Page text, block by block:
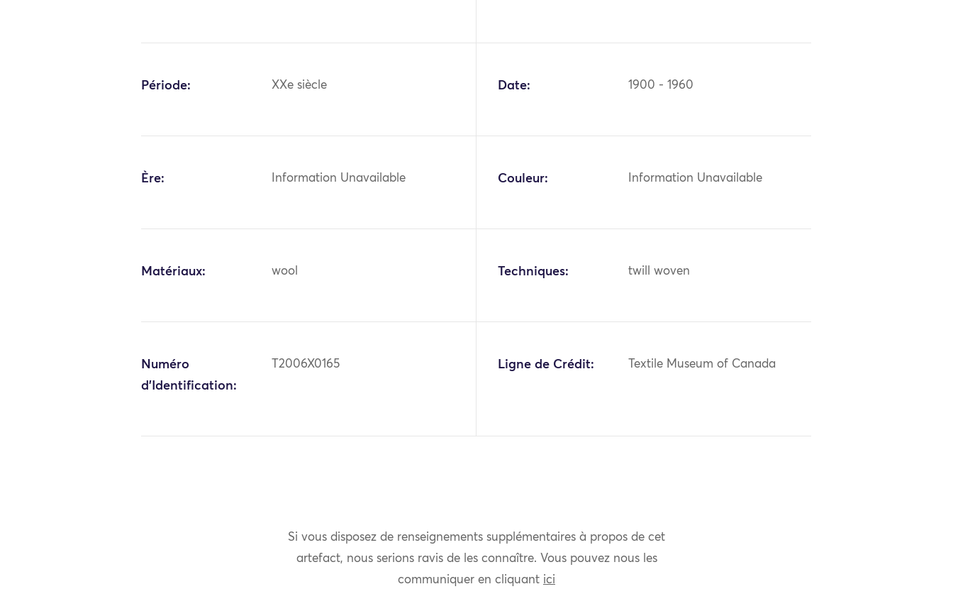
Période: XXe siècle Date: 1900 - 1960
Ère: Information Unavailable Couleur: Information Unavailable
Matériaux: wool Techniques: twill woven
Numéro
d'Identification:
T2006X0165 Ligne de Crédit: Textile Museum of Canada
Si vous disposez de renseignements supplémentaires à propos de cet
artefact, nous serions ravis de les connaître. Vous pouvez nous les
communiquer en cliquant ici